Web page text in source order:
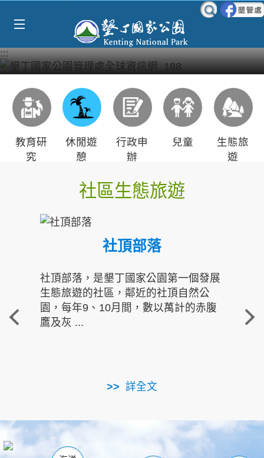
:::
教育研
究
休閒遊
憩
行政申
辦
兒童
生態旅
遊
社區生態旅遊
社頂部落
社頂部落，是墾丁國家公園第一個發展
生態旅遊的社區，鄰近的社頂自然公
園，每年9、10月間，數以萬計的赤腹
鷹及灰 ...
詳全文
重
走進
南仁湖
海生館
恆春 佳樂水
龍鑾潭自然中心